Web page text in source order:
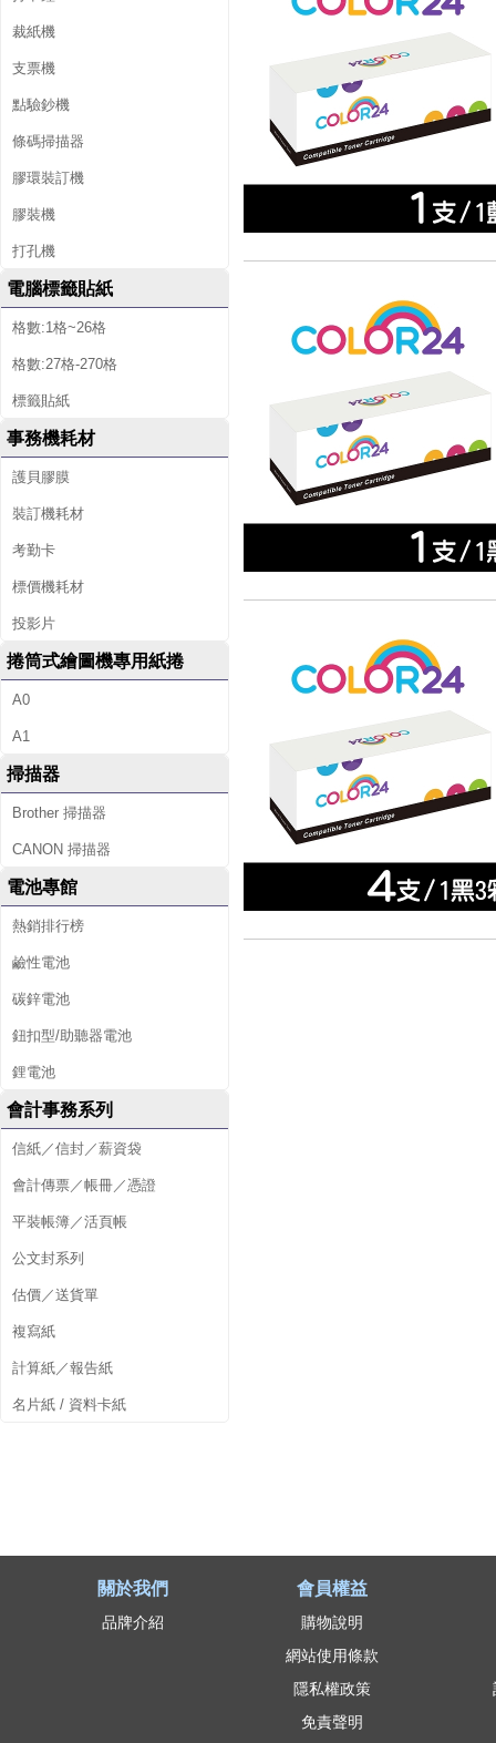
裁紙機
支票機
點驗鈔機
條碼掃描器
膠環裝訂機
膠裝機
打孔機
電腦標籤貼紙
格數:1格~26格
格數:27格-270格
標籤貼紙
事務機耗材
護貝膠膜
裝訂機耗材
考勤卡
標價機耗材
投影片
捲筒式繪圖機專用紙捲
A0
A1
掃描器
Brother 掃描器
CANON 掃描器
電池專館
熱銷排行榜
鹼性電池
碳鋅電池
鈕扣型/助聽器電池
鋰電池
會計事務系列
信紙／信封／薪資袋
會計傳票／帳冊／憑證
平裝帳簿／活頁帳
公文封系列
估價／送貨單
複寫紙
計算紙／報告紙
名片紙 / 資料卡紙
關於我們
品牌介紹
會員權益
購物說明
網站使用條款
隱私權政策
免責聲明